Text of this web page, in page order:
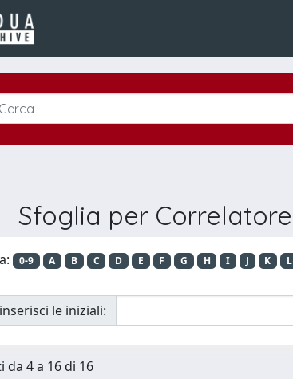
Sfoglia per Correlatore
0-9 A B C D E F G H I J K L
le iniziali:
4 a 16 di 16